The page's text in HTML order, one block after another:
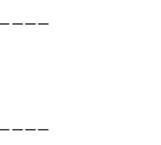
ーーー
ーーー